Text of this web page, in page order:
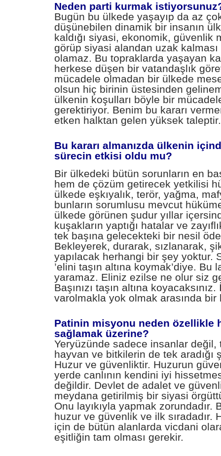
Neden parti kurmak
Bugün bu ülkede yaşayıp da az
düşünebilen dinamik bir insanın
kaldığı siyasi, ekonomik, güvenlik
görüp siyasi alandan uzak
olamaz. Bu topraklarda yaşayan
herkese düşen bir vatandaşlık
mücadele olmadan bir ülkede
olsun hiç birinin üstesinden
ülkenin koşulları böyle bir
gerektiriyor. Benim bu kararı
etken halktan gelen yüksek taleptir.
Bu kararı almanızda ülkenin
sürecin etkisi oldu mu?
Bir ülkedeki bütün sorunların en
hem de çözüm getirecek yetkilisi
ülkede eşkıyalık, terör, yağma,
bunların sorumlusu mevcut
ülkede görünen şudur yıllar
kuşakların yaptığı hatalar ve
tek başına gelecekteki bir nesil
Bekleyerek, durarak, sızlanarak,
yapılacak herhangi bir şey yoktur.
’elini taşın altına koymak’diye. Bu
yaramaz. Eliniz ezilse ne olur siz
Başınızı taşın altına
varolmakla yok olmak arasında bir
Patinin misyonu neden özellikle
sağlamak üzerine?
Yeryüzünde sadece insanlar değil,
hayvan ve bitkilerin de tek aradığı
Huzur ve güvenliktir. Huzurun
yerde canlının kendini iyi
değildir. Devlet de adalet ve
meydana getirilmiş bir siyasi
Onu layıkıyla yapmak zorundadır.
huzur ve güvenlik ve ilk sıradadır.
için de bütün alanlarda vicdani
eşitliğin tam olması gerekir.